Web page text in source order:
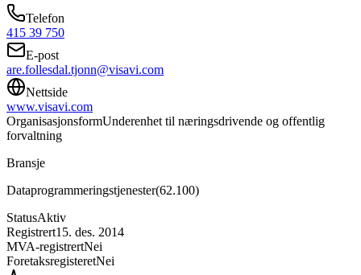
Telefon
415 39 750
E-post
are.follesdal.tjonn@visavi.com
Nettside
www.visavi.com
OrganisasjonsformUnderenhet til næringsdrivende og offentlig
forvaltning
Bransje
Dataprogrammeringstjenester(62.100)
StatusAktiv
Registrert15. des. 2014
MVA-registrertNei
ForetaksregisteretNei